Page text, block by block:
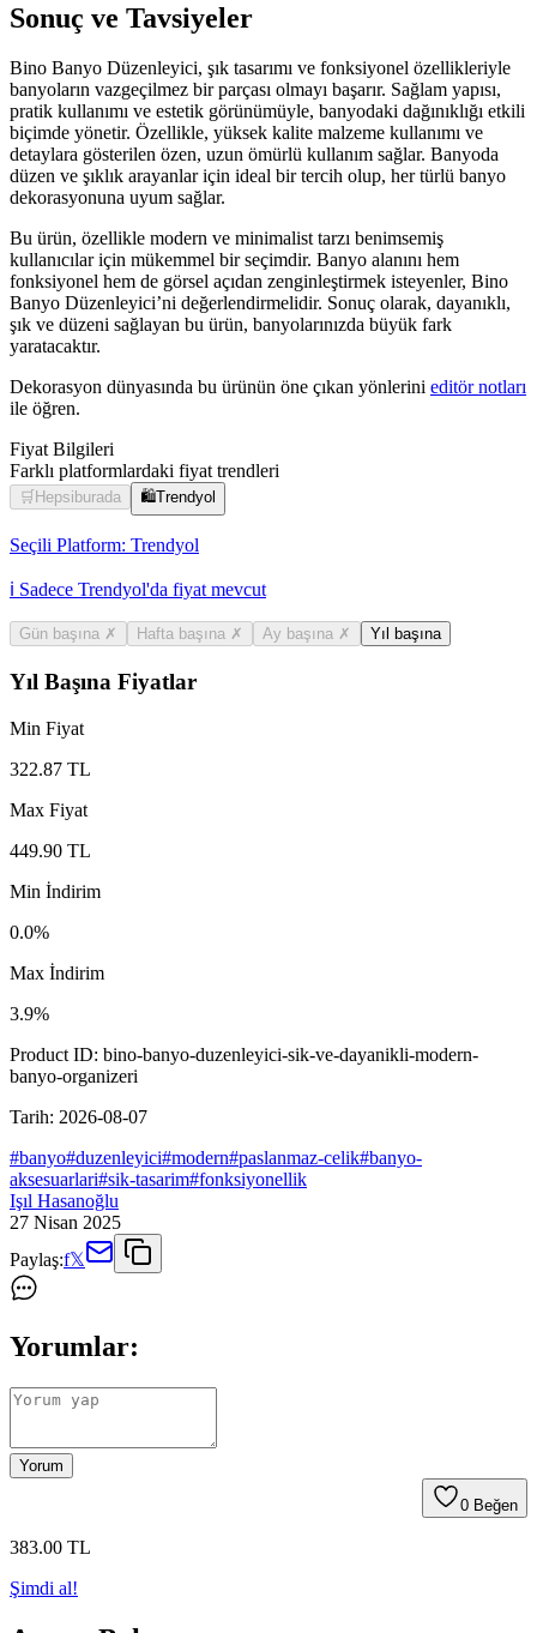
Sonuç ve Tavsiyeler
Bino Banyo Düzenleyici, şık tasarımı ve fonksiyonel özellikleriyle
banyoların vazgeçilmez bir parçası olmayı başarır. Sağlam yapısı,
pratik kullanımı ve estetik görünümüyle, banyodaki dağınıklığı etkili
biçimde yönetir. Özellikle, yüksek kalite malzeme kullanımı ve
detaylara gösterilen özen, uzun ömürlü kullanım sağlar. Banyoda
düzen ve şıklık arayanlar için ideal bir tercih olup, her türlü banyo
dekorasyonuna uyum sağlar.
Bu ürün, özellikle modern ve minimalist tarzı benimsemiş
kullanıcılar için mükemmel bir seçimdir. Banyo alanını hem
fonksiyonel hem de görsel açıdan zenginleştirmek isteyenler, Bino
Banyo Düzenleyici’ni değerlendirmelidir. Sonuç olarak, dayanıklı,
şık ve düzeni sağlayan bu ürün, banyolarınızda büyük fark
yaratacaktır.
Dekorasyon dünyasında bu ürünün öne çıkan yönlerini editör notları
ile öğren.
Fiyat Bilgileri
Farklı platformlardaki fiyat trendleri
🛒 Hepsiburada 🛍️Trendyol
Seçili Platform: Trendyol
ℹ️ Sadece Trendyol'da fiyat mevcut
Gün başına ✗ Hafta başına ✗ Ay başına ✗ Yıl başına
Yıl Başına Fiyatlar
Min Fiyat
322.87 TL
Max Fiyat
449.90 TL
Min İndirim
0.0%
Max İndirim
3.9%
Product ID: bino-banyo-duzenleyici-sik-ve-dayanikli-modern-
banyo-organizeri
Tarih: 2026-08-07
#banyo#duzenleyici#modern#paslanmaz-celik#banyo-
aksesuarlari#sik-tasarim#fonksiyonellik
Işıl Hasanoğlu
27 Nisan 2025
Paylaş:f𝕏
Yorumlar:
Yorum
0 Beğen
383.00 TL
Şimdi al!